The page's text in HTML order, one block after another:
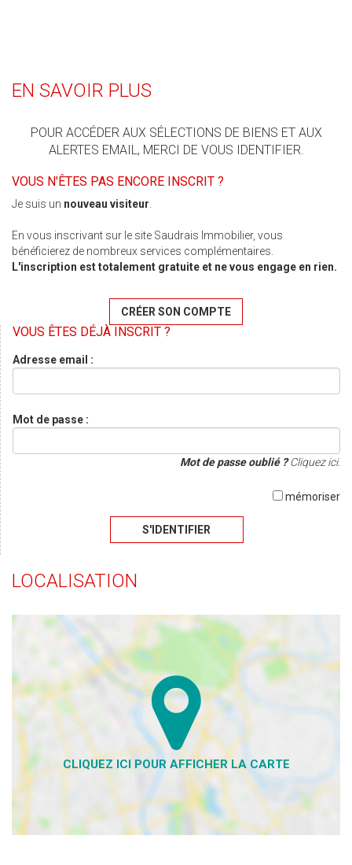
EN SAVOIR PLUS
POUR ACCÉDER AUX SÉLECTIONS DE BIENS ET AUX
ALERTES EMAIL, MERCI DE VOUS IDENTIFIER.
VOUS N'ÊTES PAS ENCORE INSCRIT ?
Je suis un nouveau visiteur.
En vous inscrivant sur le site Saudrais Immobilier, vous
bénéficierez de nombreux services complémentaires.
L'inscription est totalement gratuite et ne vous engage en rien.
CRÉER SON COMPTE
VOUS ÊTES DÉJÀ INSCRIT ?
Adresse email :
Mot de passe :
Mot de passe oublié ?Cliquez ici.
mémoriser
S'IDENTIFIER
LOCALISATION